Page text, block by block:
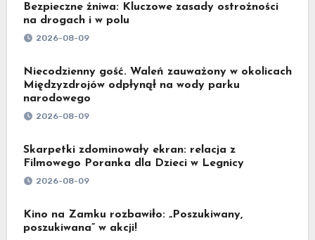
Bezpieczne żniwa: Kluczowe zasady ostrożności
na drogach i w polu
2026-08-09
Niecodzienny gość. Waleń zauważony w okolicach
Międzyzdrojów odpłynął na wody parku
narodowego
2026-08-09
Skarpetki zdominowały ekran: relacja z
Filmowego Poranka dla Dzieci w Legnicy
2026-08-09
Kino na Zamku rozbawiło: „Poszukiwany,
poszukiwana” w akcji!